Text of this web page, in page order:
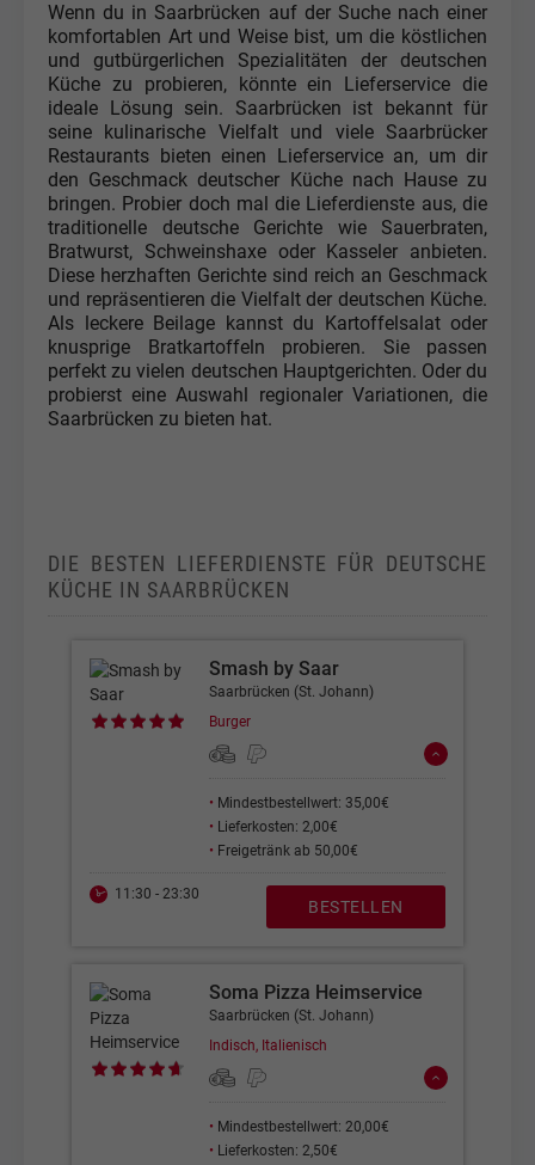
Wenn du in Saarbrücken auf der Suche nach einer
komfortablen Art und Weise bist, um die köstlichen
und gutbürgerlichen Spezialitäten der deutschen
Küche zu probieren, könnte ein Lieferservice die
ideale Lösung sein. Saarbrücken ist bekannt für
seine kulinarische Vielfalt und viele Saarbrücker
Restaurants bieten einen Lieferservice an, um dir
den Geschmack deutscher Küche nach Hause zu
bringen. Probier doch mal die Lieferdienste aus, die
traditionelle deutsche Gerichte wie Sauerbraten,
Bratwurst, Schweinshaxe oder Kasseler anbieten.
Diese herzhaften Gerichte sind reich an Geschmack
und repräsentieren die Vielfalt der deutschen Küche.
Als leckere Beilage kannst du Kartoffelsalat oder
knusprige Bratkartoffeln probieren. Sie passen
perfekt zu vielen deutschen Hauptgerichten. Oder du
probierst eine Auswahl regionaler Variationen, die
Saarbrücken zu bieten hat.
DIE BESTEN LIEFERDIENSTE FÜR DEUTSCHE
KÜCHE IN SAARBRÜCKEN
Smash by Saar
Saarbrücken (St. Johann)
Burger
• Mindestbestellwert: 35,00€
• Lieferkosten: 2,00€
• Freigetränk ab 50,00€
11:30 - 23:30
BESTELLEN
Soma Pizza Heimservice
Saarbrücken (St. Johann)
Indisch, Italienisch
• Mindestbestellwert: 20,00€
• Lieferkosten: 2,50€